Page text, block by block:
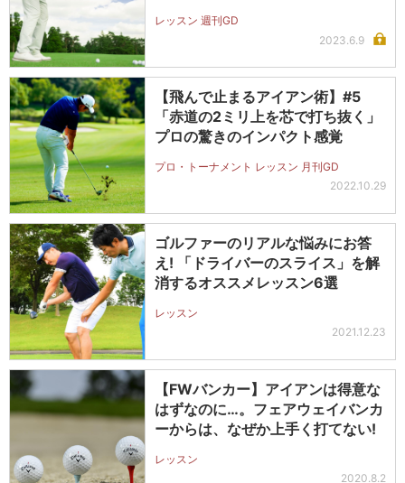
レッスン 週刊GD
2023.6.9
【飛んで止まるアイアン術】#5
「赤道の2ミリ上を芯で打ち抜く」
プロの驚きのインパクト感覚
プロ・トーナメント レッスン 月刊GD
2022.10.29
ゴルファーのリアルな悩みにお答
え! 「ドライバーのスライス」を解
消するオススメレッスン6選
レッスン
2021.12.23
【FWバンカー】アイアンは得意な
はずなのに…。フェアウェイバンカ
ーからは、なぜか上手く打てない!
レッスン
2020.8.2